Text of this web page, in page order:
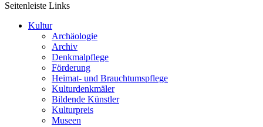
Seitenleiste Links
Kultur
Archäologie
Archiv
Denkmalpflege
Förderung
Heimat- und Brauchtumspflege
Kulturdenkmäler
Bildende Künstler
Kulturpreis
Museen